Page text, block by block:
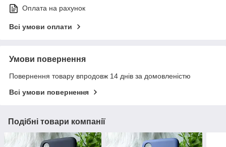
Оплата на рахунок
Всі умови оплати
Умови повернення
Повернення товару впродовж 14 днів за домовленістю
Всі умови повернення
Подібні товари компанії